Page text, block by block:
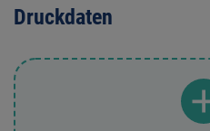
Druckdaten